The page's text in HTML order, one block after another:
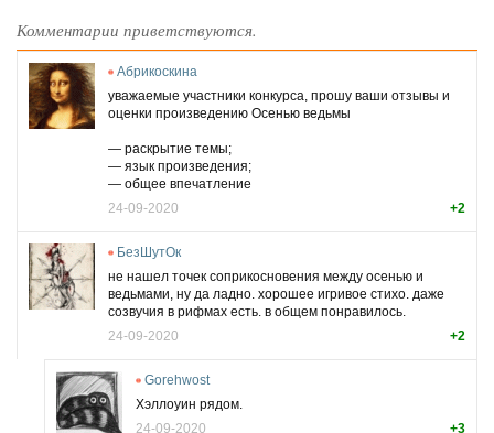
Комментарии приветствуются.
Абрикоскина
уважаемые участники конкурса, прошу ваши отзывы и
оценки произведению Осенью ведьмы
— раскрытие темы;
— язык произведения;
— общее впечатление
+2
24-09-2020
БезШутОк
не нашел точек соприкосновения между осенью и
ведьмами, ну да ладно. хорошее игривое стихо. даже
созвучия в рифмах есть. в общем понравилось.
+2
24-09-2020
Gorehwost
Хэллоуин рядом.
+3
24-09-2020